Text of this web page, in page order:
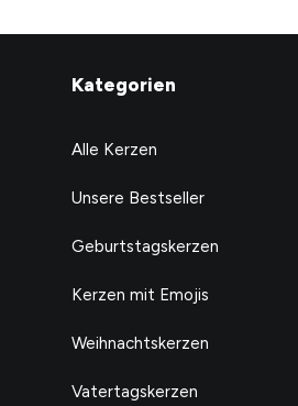
Kategorien
Alle Kerzen
Unsere Bestseller
Geburtstagskerzen
Kerzen mit Emojis
Weihnachtskerzen
Vatertagskerzen